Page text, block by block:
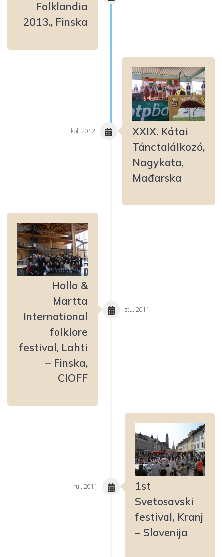
Folklandia
2013., Finska
XXIX. Kátai
Tánctalálkozó,
Nagykata,
Mađarska
kol, 2012
Hollo &
Martta
International
folklore
festival, Lahti
– Finska,
CIOFF
stu, 2011
1st
Svetosavski
festival, Kranj
– Slovenija
ruj, 2011